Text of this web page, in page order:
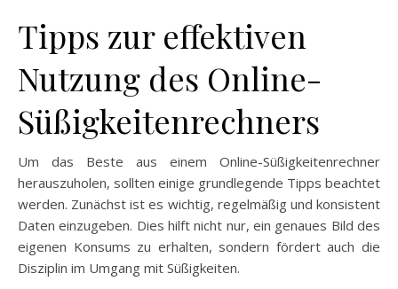
Tipps zur effektiven
Nutzung des Online-
Süßigkeitenrechners
Um das Beste aus einem Online-Süßigkeitenrechner
herauszuholen, sollten einige grundlegende Tipps beachtet
werden. Zunächst ist es wichtig, regelmäßig und konsistent
Daten einzugeben. Dies hilft nicht nur, ein genaues Bild des
eigenen Konsums zu erhalten, sondern fördert auch die
Disziplin im Umgang mit Süßigkeiten.